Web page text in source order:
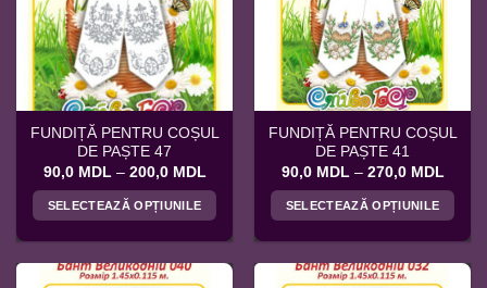
FUNDIȚĂ PENTRU COȘUL
DE PAȘTE 47
90,0 MDL – 200,0 MDL
prețuri:
90,0 MDL
la
SELECTEAZĂ OPȚIUNILE
are
FUNDIȚĂ PENTRU COȘUL
DE PAȘTE 41
90,0 MDL – 270,0 MDL
90,0
la
SELECTEAZĂ OPȚIUNILE
are